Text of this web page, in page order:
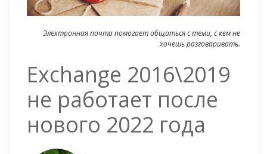
Электронная почта помогает общаться с теми, с кем не
хочешь разговаривать.
Exchange 2016\2019
не работает после
нового 2022 года